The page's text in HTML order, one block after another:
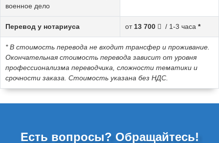
военное дело
Перевод у нотариуса от 13 700 / 1-3 часа *
* В стоимость перевода не входит трансфер и проживание.
Окончательная стоимость перевода зависит от уровня
профессионализма переводчика, сложности тематики и
срочности заказа. Стоимость указана без НДС.
Есть вопросы? Обращайтесь!